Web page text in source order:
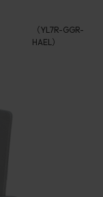
（YL7R-GGR-
HAEL）